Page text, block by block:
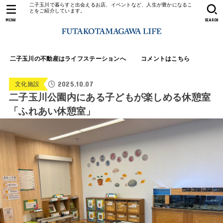
二子玉川で暮らすと出会えるお店、イベントなど、人生が豊かになるこ
とをご紹介しています。
二子玉川の不動産はライフステーションへ コメントはこちら
SEARCH
MENU
文化施設 2025.10.07
二子玉川公園内にある子どもが楽しめる休憩室
「ふれあい休憩室」